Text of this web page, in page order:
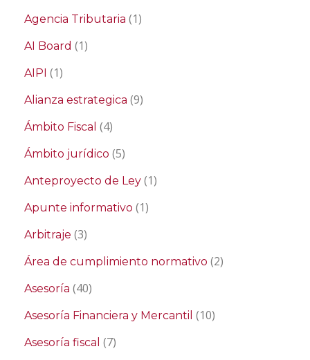
Agencia Tributaria (1)
AI Board (1)
AIPI (1)
Alianza estrategica (9)
Ámbito Fiscal (4)
Ámbito jurídico (5)
Anteproyecto de Ley (1)
Apunte informativo (1)
Arbitraje (3)
Área de cumplimiento normativo (2)
Asesoría (40)
Asesoría Financiera y Mercantil (10)
Asesoría fiscal (7)